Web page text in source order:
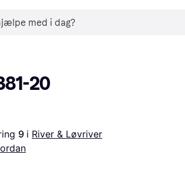
20
9 i River & Løvriver